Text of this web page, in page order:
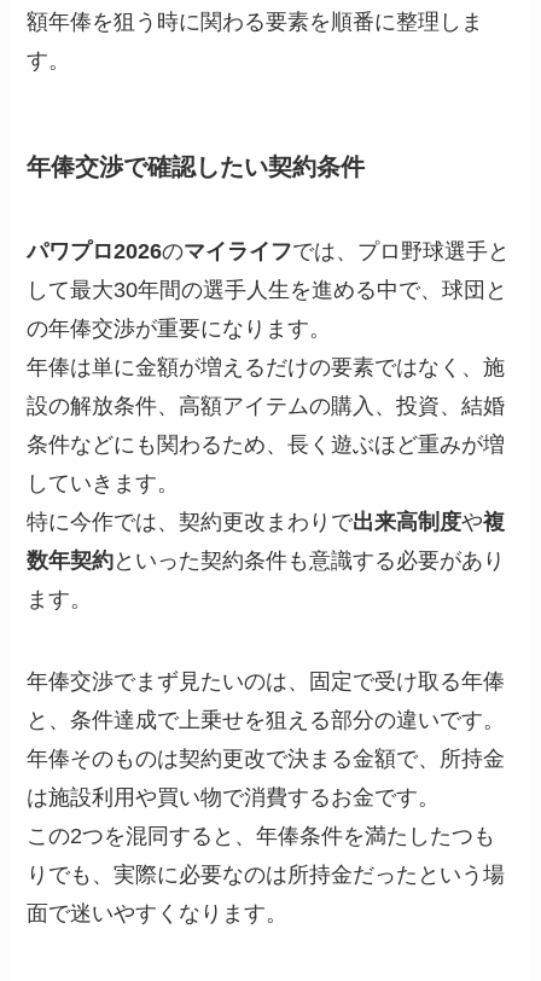
額年俸を狙う時に関わる要素を順番に整理しま
す。
年俸交渉で確認したい契約条件
パワプロ2026のマイライフでは、プロ野球選手と
して最大30年間の選手人生を進める中で、球団と
の年俸交渉が重要になります。
年俸は単に金額が増えるだけの要素ではなく、施
設の解放条件、高額アイテムの購入、投資、結婚
条件などにも関わるため、長く遊ぶほど重みが増
していきます。
特に今作では、契約更改まわりで出来高制度や複
数年契約といった契約条件も意識する必要があり
ます。
年俸交渉でまず見たいのは、固定で受け取る年俸
と、条件達成で上乗せを狙える部分の違いです。
年俸そのものは契約更改で決まる金額で、所持金
は施設利用や買い物で消費するお金です。
この2つを混同すると、年俸条件を満たしたつも
りでも、実際に必要なのは所持金だったという場
面で迷いやすくなります。